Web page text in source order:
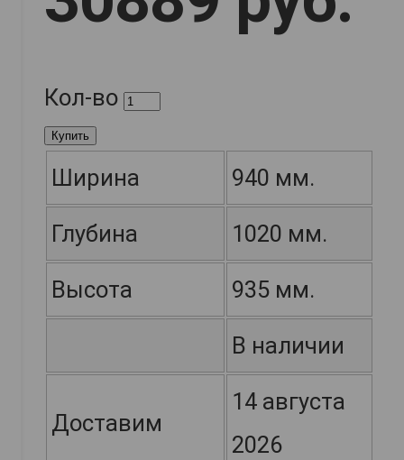
Кол-во
Купить
Ширина 940 мм.
Глубина 1020 мм.
Высота 935 мм.
В наличии
Доставим
14 августа
2026